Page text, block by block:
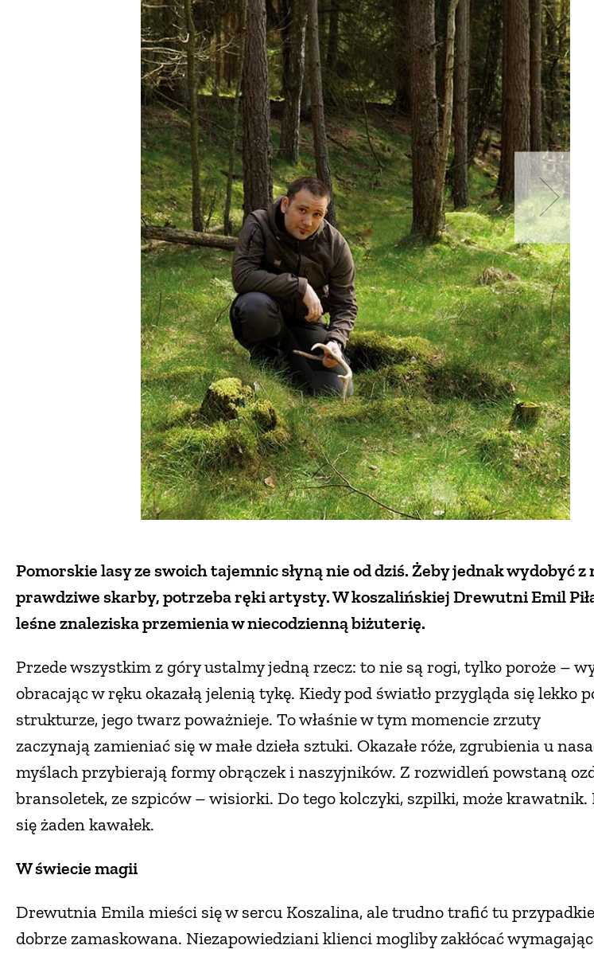
Pomorskie lasy ze swoich tajemnic słyną nie od dziś. Żeby jednak wydobyć z
prawdziwe skarby, potrzeba ręki artysty. W koszalińskiej Drewutni Emil
leśne znaleziska przemienia w niecodzienną biżuterię.
Przede wszystkim z góry ustalmy jedną rzecz: to nie są rogi, tylko poroże –
obracając w ręku okazałą jelenią tykę. Kiedy pod światło przygląda się lekko
strukturze, jego twarz poważnieje. To właśnie w tym momencie zrzuty
zaczynają zamieniać się w małe dzieła sztuki. Okazałe róże, zgrubienia u
myślach przybierają formy obrączek i naszyjników. Z rozwidleń powstaną
bransoletek, ze szpiców – wisiorki. Do tego kolczyki, szpilki, może
się żaden kawałek.
W świecie magii
Drewutnia Emila mieści się w sercu Koszalina, ale trudno trafić tu
dobrze zamaskowana. Niezapowiedziani klienci mogliby zakłócać